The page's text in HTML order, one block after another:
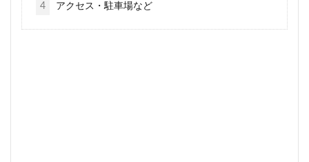
4 アクセス・駐車場など